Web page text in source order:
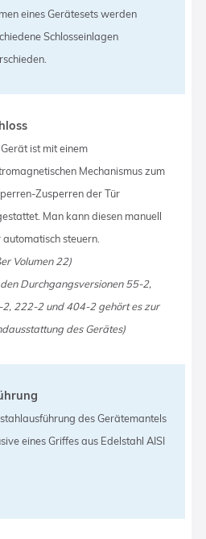
eines Gerätesets werden
Schlosseinlagen
ist mit einem
Mechanismus zum
Zusperren der Tür
Man kann diesen manuell
automatisch steuern.
Volumen 22)
Durchgangsversionen 55-2,
2, 222-2 und 404-2 gehört es zur
des Gerätes)
des Gerätemantels
eines Griffes aus Edelstahl AISI